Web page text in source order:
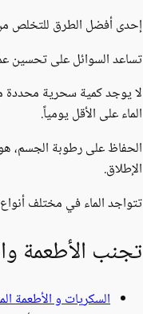
إحدى أفضل الطرق للتخلص
تساعد السوائل على تحسين
الماء على الأقل يومياً.
الحفاظ على رطوبة الجسم،
الإطلاق.
تتواجد الماء في مختلف
تجنب الأطعمة
السكريات و الأطعمة